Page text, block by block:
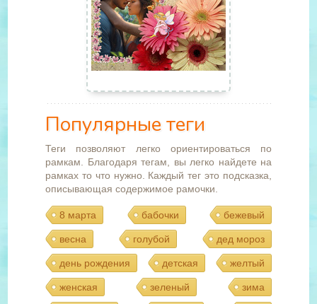
Популярные теги
Теги позволяют легко ориентироваться по
рамкам. Благодаря тегам, вы легко найдете на
рамках то что нужно. Каждый тег это подсказка,
описывающая содержимое рамочки.
8 марта бабочки бежевый
весна голубой дед мороз
день рождения детская желтый
женская зеленый зима